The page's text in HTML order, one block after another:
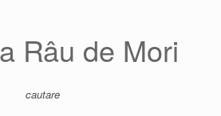
Râu de Mori
cautare